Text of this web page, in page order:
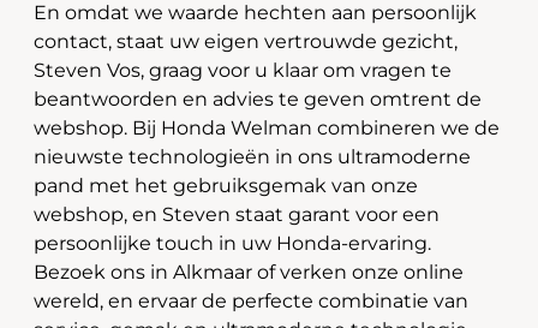
En omdat we waarde hechten aan persoonlijk
contact, staat uw eigen vertrouwde gezicht,
Steven Vos, graag voor u klaar om vragen te
beantwoorden en advies te geven omtrent de
webshop. Bij Honda Welman combineren we de
nieuwste technologieën in ons ultramoderne
pand met het gebruiksgemak van onze
webshop, en Steven staat garant voor een
persoonlijke touch in uw Honda-ervaring.
Bezoek ons in Alkmaar of verken onze online
wereld, en ervaar de perfecte combinatie van